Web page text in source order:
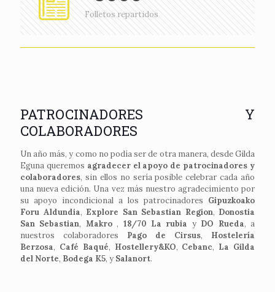
Folletos repartidos
PATROCINADORES Y
COLABORADORES
Un año más, y como no podía ser de otra manera, desde Gilda
Eguna queremos agradecer el apoyo de patrocinadores y
colaboradores, sin ellos no sería posible celebrar cada año
una nueva edición. Una vez más nuestro agradecimiento por
su apoyo incondicional a los patrocinadores Gipuzkoako
Foru Aldundia, Explore San Sebastian Region, Donostia
San Sebastian, Makro, 18/70 La rubia y DO Rueda, a
nuestros colaboradores Pago de Cirsus, Hostelería
Berzosa, Café Baqué, Hostellery&KO, Cebanc, La Gilda
del Norte, Bodega K5, y Salanort.